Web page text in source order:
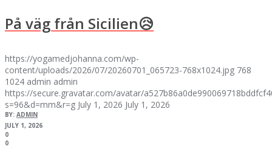
På väg från Sicilien😥
https://yogamedjohanna.com/wp-
content/uploads/2026/07/20260701_065723-768x1024.jpg 768
1024 admin admin
https://secure.gravatar.com/avatar/
s=96&d=mm&r=g July 1, 2026 July 1, 2026
BY: ADMIN
JULY 1, 2026
0
0